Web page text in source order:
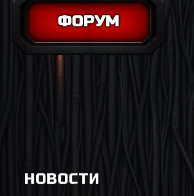
ФОРУМ
НОВОСТИ